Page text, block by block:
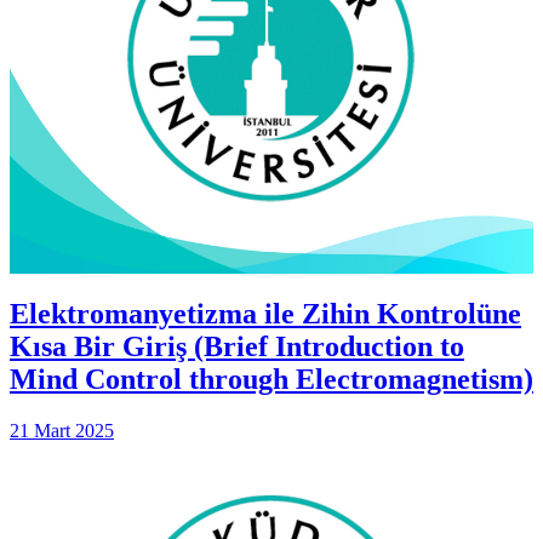
Elektromanyetizma ile Zihin Kontrolüne
Kısa Bir Giriş (Brief Introduction to
Mind Control through Electromagnetism)
21 Mart 2025